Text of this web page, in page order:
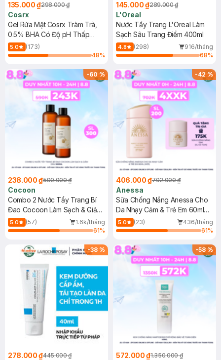
135.000 ₫298.000 ₫
Cosrx
Gel Rửa Mặt Cosrx Tràm Trà,
0.5% BHA Có Độ pH Thấp
150ml
5.0
(173)
48%
145.000 ₫289.000 ₫
L'Oreal
Nước Tẩy Trang L'Oreal Làm
Sạch Sâu Trang Điểm 400ml
4.8 (298)
916/tháng
68%
-60%
238.000 ₫590.000 ₫
Cocoon
Combo 2 Nước Tẩy Trang Bí
Đao Cocoon Làm Sạch & Giảm
Dầu 500ml
5.0 (57)
1.6k/tháng
61%
-42%
406.000 ₫702.000 ₫
Anessa
Sữa Chống Nắng Anessa Cho
Da Nhạy Cảm & Trẻ Em 60ml
(Mới)
5.0 (23)
436/tháng
61%
-38 %
278.000 ₫445.000 ₫
-58%
572.000 ₫1.350.000 ₫